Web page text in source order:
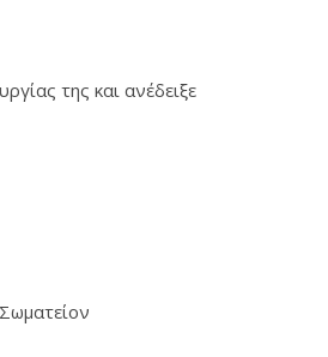
της και ανέδειξε